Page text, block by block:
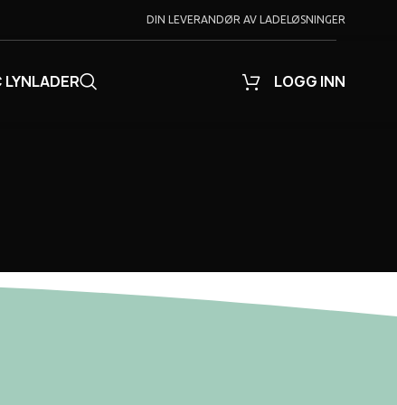
DIN LEVERANDØR AV LADELØSNINGER
LYNLADER LOGG INN